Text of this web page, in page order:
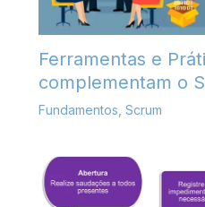
Ferramentas e
complementam o
Fundamentos Scrum